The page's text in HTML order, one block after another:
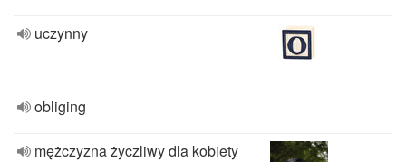
uczynny
obliging
mężczyzna życzliwy dla kobiety